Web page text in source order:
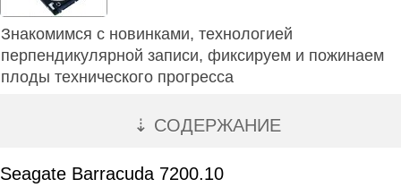
Знакомимся с новинками, технологией
перпендикулярной записи, фиксируем и пожинаем
плоды технического прогресса
⇣ СОДЕРЖАНИЕ
Seagate Barracuda 7200.10